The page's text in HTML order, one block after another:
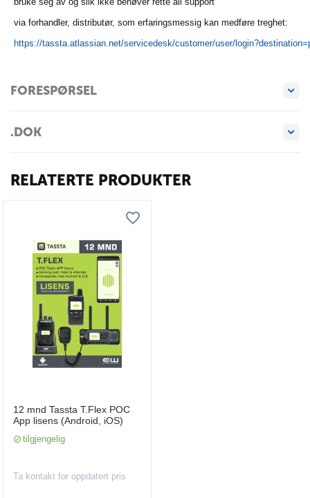
via forhandler, distributør, som erfaringsmessig kan medføre treghet:
https://tassta.atlassian.net/servicedesk/customer/user/
FORESPØRSEL
.DOK
RELATERTE PRODUKTER
12 mnd Tassta T.Flex POC
App lisens (Android, iOS)
tilgjengelig
Ta kontakt for oppdatert pris